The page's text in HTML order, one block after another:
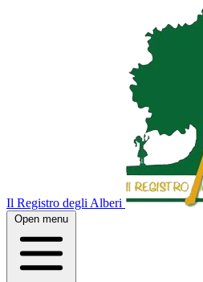
Il Registro degli Alberi
Open menu